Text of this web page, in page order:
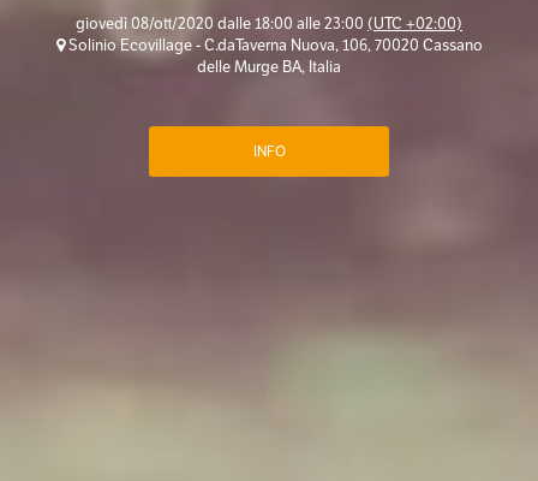
giovedì 08/ott/2020 dalle 18:00 alle 23:00 (UTC +02:00)
Solinio Ecovillage - C.daTaverna Nuova, 106, 70020 Cassano
delle Murge BA, Italia
INFO